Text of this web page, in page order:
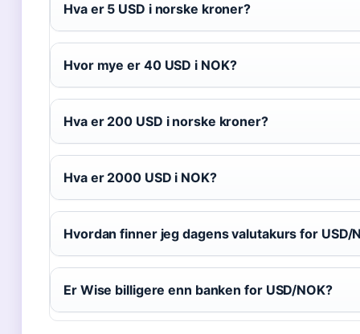
Hva er 5 USD i norske kroner?
Hvor mye er 40 USD i NOK?
Hva er 200 USD i norske kroner?
Hva er 2000 USD i NOK?
Hvordan finner jeg dagens valutakurs for USD/
Er Wise billigere enn banken for USD/NOK?